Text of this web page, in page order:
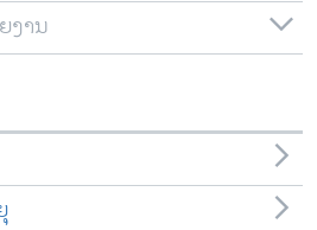
ງານ